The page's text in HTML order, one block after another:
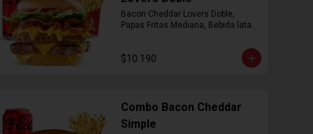
Bacon Cheddar Lovers Doble,
Papas Fritas Mediana, Bebida lata.
$10.190
Combo Bacon Cheddar
Simple